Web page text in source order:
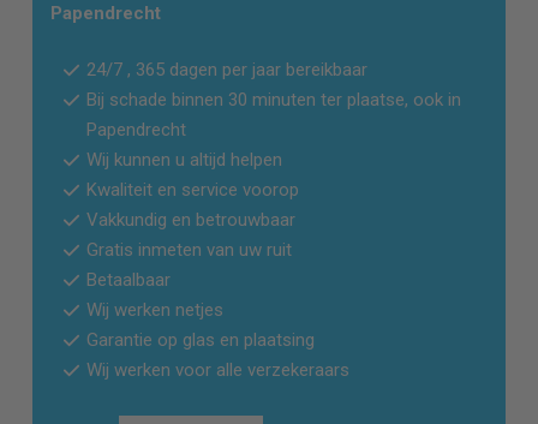
Papendrecht
24/7 , 365 dagen per jaar bereikbaar
Bij schade binnen 30 minuten ter plaatse, ook in
Papendrecht
Wij kunnen u altijd helpen
Kwaliteit en service voorop
Vakkundig en betrouwbaar
Gratis inmeten van uw ruit
Betaalbaar
Wij werken netjes
Garantie op glas en plaatsing
Wij werken voor alle verzekeraars